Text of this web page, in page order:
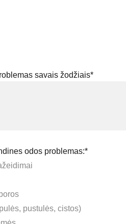
savais žodžiais*
odos problemas:*
pustulės, cistos)